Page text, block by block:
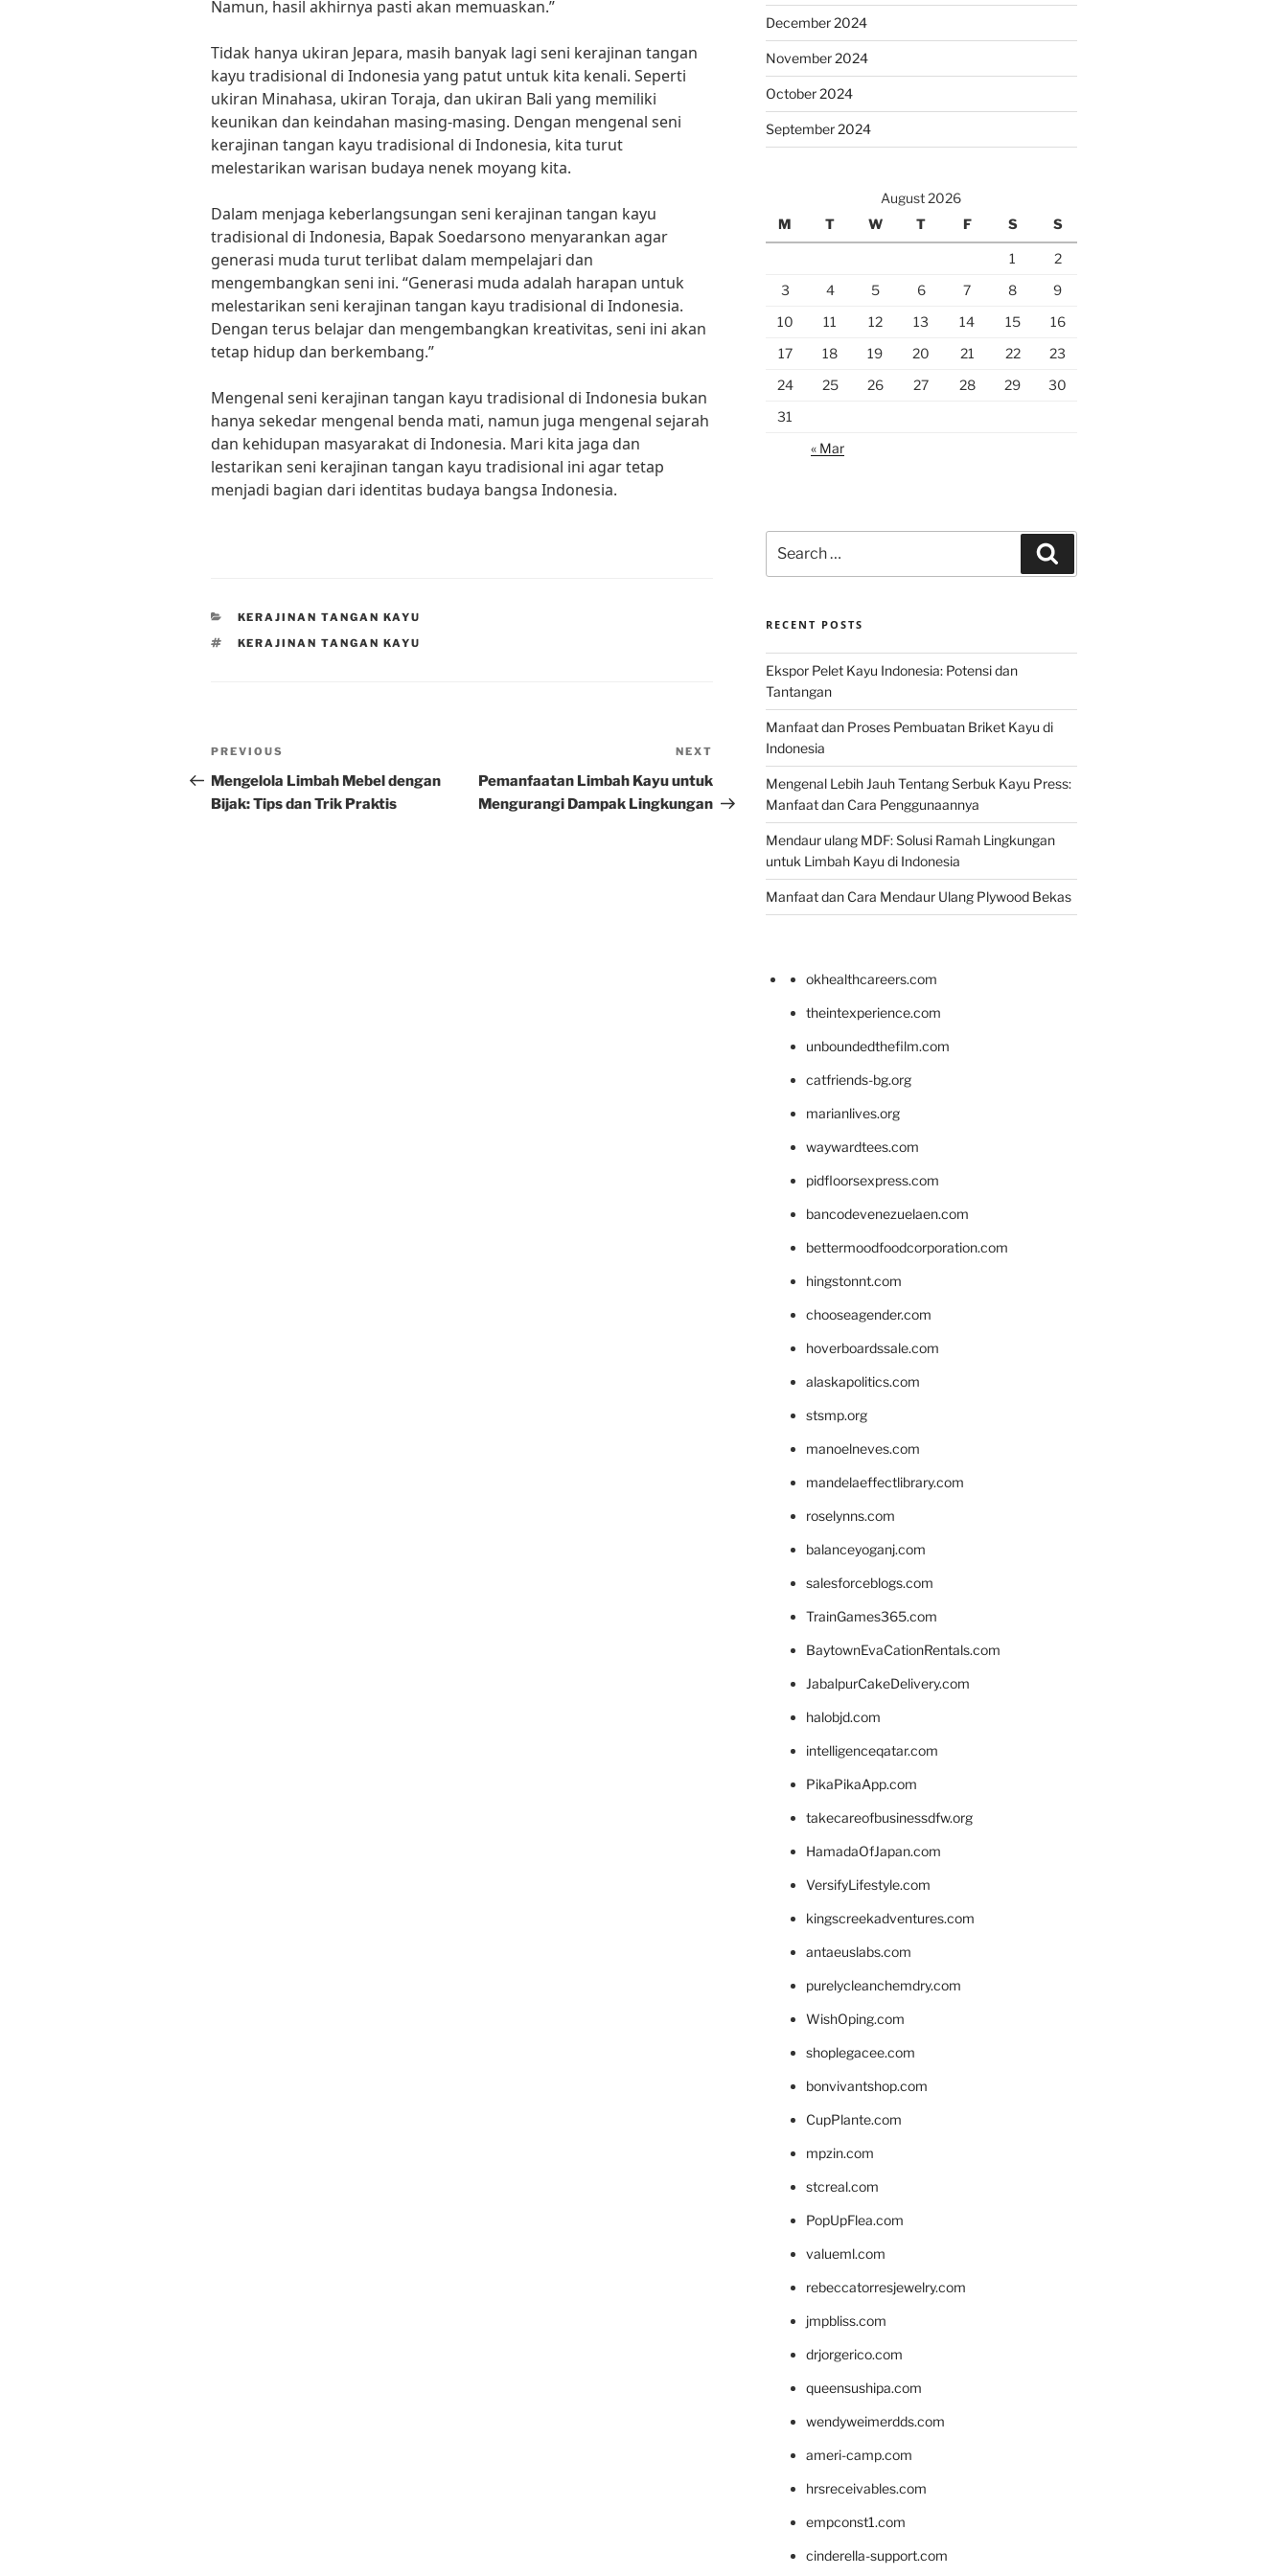
Namun, hasil akhirnya pasti akan memuaskan.”
Tidak hanya ukiran Jepara, masih banyak lagi seni kerajinan tangan
kayu tradisional di Indonesia yang patut untuk kita kenali. Seperti
ukiran Minahasa, ukiran Toraja, dan ukiran Bali yang memiliki
keunikan dan keindahan masing-masing. Dengan mengenal seni
kerajinan tangan kayu tradisional di Indonesia, kita turut
melestarikan warisan budaya nenek moyang kita.
Dalam menjaga keberlangsungan seni kerajinan tangan kayu
tradisional di Indonesia, Bapak Soedarsono menyarankan agar
generasi muda turut terlibat dalam mempelajari dan
mengembangkan seni ini. “Generasi muda adalah harapan untuk
melestarikan seni kerajinan tangan kayu tradisional di Indonesia.
Dengan terus belajar dan mengembangkan kreativitas, seni ini akan
tetap hidup dan berkembang.”
Mengenal seni kerajinan tangan kayu tradisional di Indonesia bukan
hanya sekedar mengenal benda mati, namun juga mengenal sejarah
dan kehidupan masyarakat di Indonesia. Mari kita jaga dan
lestarikan seni kerajinan tangan kayu tradisional ini agar tetap
menjadi bagian dari identitas budaya bangsa Indonesia.
CATEGORIES
KERAJINAN TANGAN KAYU
TAGS
KERAJINAN TANGAN KAYU
Post
navigation
Previous
Post
PREVIOUS
Mengelola Limbah Mebel dengan
Bijak: Tips dan Trik Praktis
Post
NEXT
Pemanfaatan Limbah Kayu untuk
Mengurangi Dampak Lingkungan
December 2024
November 2024
October 2024
September 2024
August 2026
M
T W T F S S
1
2
3
4 5 6 7 8
9
10
11 12 13 14 15
16
17
18 19 20 21 22
23
24
25 26 27 28 29
30
31
« Mar
for:
RECENT POSTS
Ekspor Pelet Kayu Indonesia: Potensi dan
Tantangan
Manfaat dan Proses Pembuatan Briket Kayu di
Indonesia
Mengenal Lebih Jauh Tentang Serbuk Kayu Press:
Manfaat dan Cara Penggunaannya
Mendaur ulang MDF: Solusi Ramah Lingkungan
untuk Limbah Kayu di Indonesia
Manfaat dan Cara Mendaur Ulang Plywood Bekas
okhealthcareers.com
theintexperience.com
unboundedthefilm.com
catfriends-bg.org
marianlives.org
waywardtees.com
pidfloorsexpress.com
bancodevenezuelaen.com
bettermoodfoodcorporation.com
hingstonnt.com
chooseagender.com
hoverboardssale.com
alaskapolitics.com
stsmp.org
manoelneves.com
mandelaeffectlibrary.com
roselynns.com
balanceyoganj.com
salesforceblogs.com
TrainGames365.com
BaytownEvaCationRentals.com
JabalpurCakeDelivery.com
halobjd.com
intelligenceqatar.com
PikaPikaApp.com
takecareofbusinessdfw.org
HamadaOfJapan.com
VersifyLifestyle.com
kingscreekadventures.com
antaeuslabs.com
purelycleanchemdry.com
WishOping.com
shoplegacee.com
bonvivantshop.com
CupPlante.com
mpzin.com
stcreal.com
PopUpFlea.com
valueml.com
rebeccatorresjewelry.com
jmpbliss.com
drjorgerico.com
queensushipa.com
wendyweimerdds.com
ameri-camp.com
hrsreceivables.com
empconst1.com
cinderella-support.com